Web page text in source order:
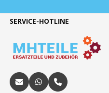
SERVICE-HOTLINE